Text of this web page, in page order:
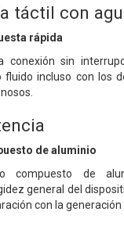
táctil con
rápida
conexión sin
fluido incluso con los
de aluminio
compuesto de
general del
con la generación